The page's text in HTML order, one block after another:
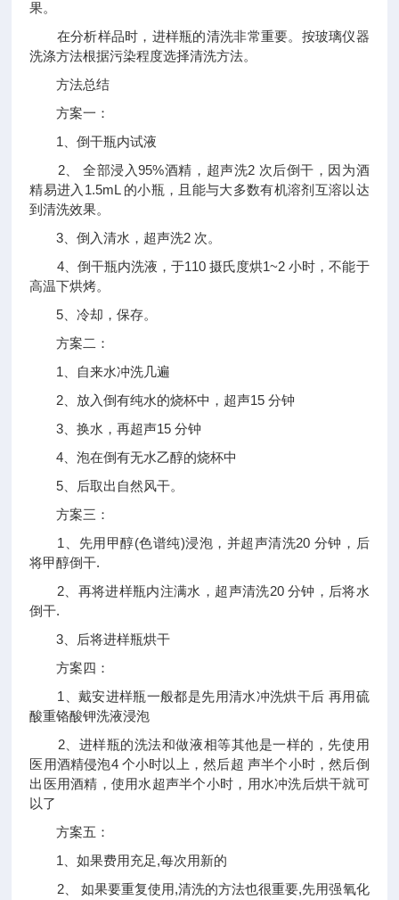
果。
在分析样品时，进样瓶的清洗非常重要。按玻璃仪器
洗涤方法根据污染程度选择清洗方法。
方法总结
方案一：
1、倒干瓶内试液
2、 全部浸入95%酒精，超声洗2 次后倒干，因为酒
精易进入1.5mL 的小瓶，且能与大多数有机溶剂互溶以达
到清洗效果。
3、倒入清水，超声洗2 次。
4、倒干瓶内洗液，于110 摄氏度烘1~2 小时，不能于
高温下烘烤。
5、冷却，保存。
方案二：
1、自来水冲洗几遍
2、放入倒有纯水的烧杯中，超声15 分钟
3、换水，再超声15 分钟
4、泡在倒有无水乙醇的烧杯中
5、后取出自然风干。
方案三：
1、先用甲醇(色谱纯)浸泡，并超声清洗20 分钟，后
将甲醇倒干.
2、再将进样瓶内注满水，超声清洗20 分钟，后将水
倒干.
3、后将进样瓶烘干
方案四：
1、戴安进样瓶一般都是先用清水冲洗烘干后 再用硫
酸重铬酸钾洗液浸泡
2、进样瓶的洗法和做液相等其他是一样的，先使用
医用酒精侵泡4 个小时以上，然后超 声半个小时，然后倒
出医用酒精，使用水超声半个小时，用水冲洗后烘干就可
以了
方案五：
1、如果费用充足,每次用新的
2、 如果要重复使用,清洗的方法也很重要,先用强氧化